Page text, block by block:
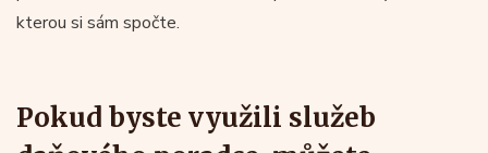
kterou si sám spočte.
Pokud byste využili služeb